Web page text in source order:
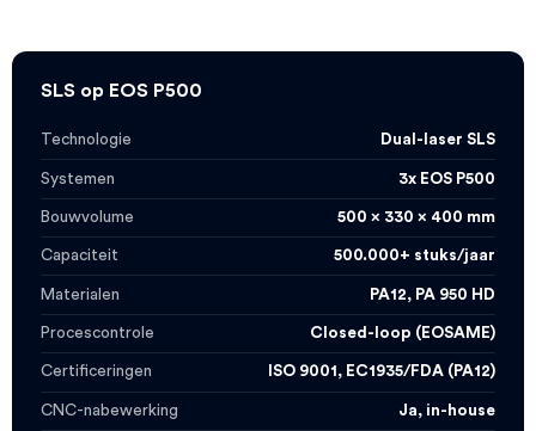
SLS op EOS P500
Technologie Dual-laser SLS
Systemen 3x EOS P500
Bouwvolume 500 x 330 x 400 mm
Capaciteit 500.000+ stuks/jaar
Materialen PA12, PA 950 HD
Procescontrole Closed-loop (EOSAME)
Certificeringen ISO 9001, EC1935/FDA (PA12)
CNC-nabewerking Ja, in-house